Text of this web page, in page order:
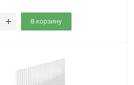
В корзину